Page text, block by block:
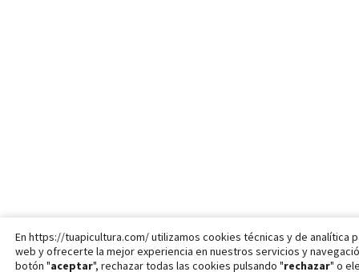
En https://tuapicultura.com/ utilizamos cookies técnicas y de analítica
web y ofrecerte la mejor experiencia en nuestros servicios y
botón "aceptar", rechazar todas las cookies pulsando "rechazar" o